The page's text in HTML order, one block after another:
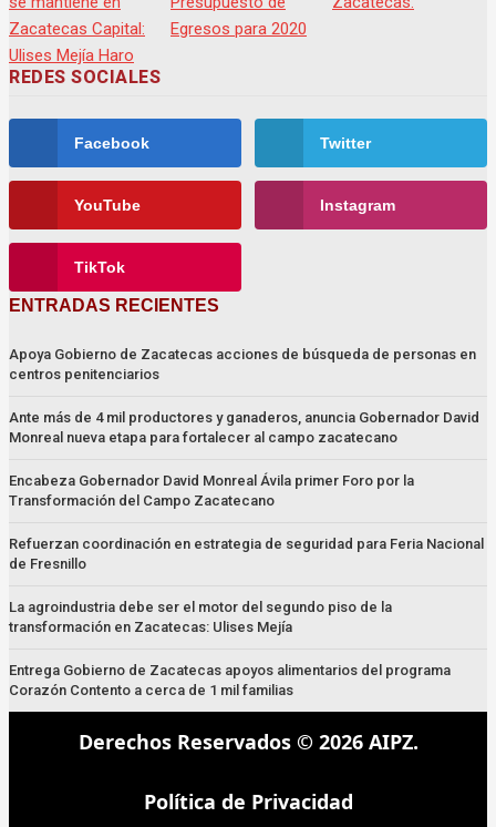
REDES SOCIALES
Facebook Twitter
YouTube Instagram
TikTok
ENTRADAS RECIENTES
Apoya Gobierno de Zacatecas acciones de búsqueda de personas en
centros penitenciarios
Ante más de 4 mil productores y ganaderos, anuncia Gobernador David
Monreal nueva etapa para fortalecer al campo zacatecano
Encabeza Gobernador David Monreal Ávila primer Foro por la
Transformación del Campo Zacatecano
Refuerzan coordinación en estrategia de seguridad para Feria Nacional
de Fresnillo
La agroindustria debe ser el motor del segundo piso de la
transformación en Zacatecas: Ulises Mejía
Entrega Gobierno de Zacatecas apoyos alimentarios del programa
Corazón Contento a cerca de 1 mil familias
Derechos Reservados © 2026 AIPZ.
Política de Privacidad